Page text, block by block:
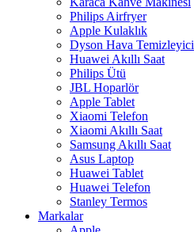
Philips Airfryer
Apple Kulaklık
Dyson Hava Temizleyici
Huawei Akıllı Saat
Philips Ütü
JBL Hoparlör
Apple Tablet
Xiaomi Telefon
Xiaomi Akıllı Saat
Samsung Akıllı Saat
Asus Laptop
Huawei Tablet
Huawei Telefon
Stanley Termos
Markalar